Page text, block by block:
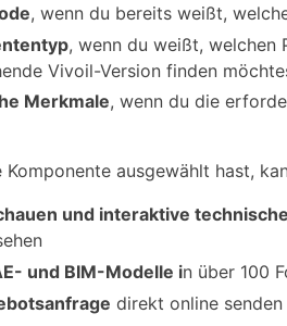
, wenn du bereits weißt,
, wenn du weißt,
Vivoil-Version finden
Merkmale, wenn du die
Komponente ausgewählt hast,
und interaktive
und BIM-Modelle in über 100
direkt online senden